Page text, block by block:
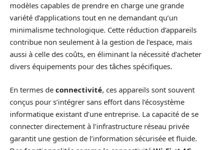
modèles capables de prendre en charge une grande
variété d’applications tout en ne demandant qu’un
minimalisme technologique. Cette réduction d’appareils
contribue non seulement à la gestion de l’espace, mais
aussi à celle des coûts, en éliminant la nécessité d’acheter
divers équipements pour des tâches spécifiques.
En termes de connectivité, ces appareils sont souvent
conçus pour s’intégrer sans effort dans l’écosystème
informatique existant d’une entreprise. La capacité de se
connecter directement à l’infrastructure réseau privée
garantit une gestion de l’information sécurisée et fluide.